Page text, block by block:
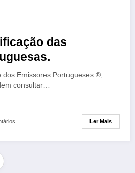
das
Emissores Portugueses ®,
consultar…
Ler Mais